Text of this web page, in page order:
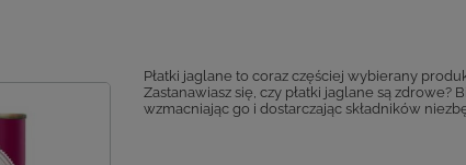
Płatki jaglane to coraz częściej wybierany
Zastanawiasz się, czy płatki jaglane są
wzmacniając go i dostarczając składników